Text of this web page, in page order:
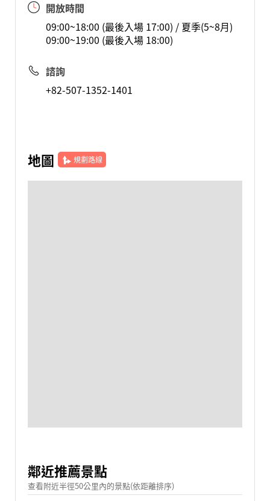
開放時間
09:00~18:00 (最後入場 17:00) / 夏季(5~8月)
09:00~19:00 (最後入場 18:00)
諮詢
+82-507-1352-1401
地圖 規劃路線
鄰近推薦景點
查看附近半徑50公里內的景點(依距離排序)